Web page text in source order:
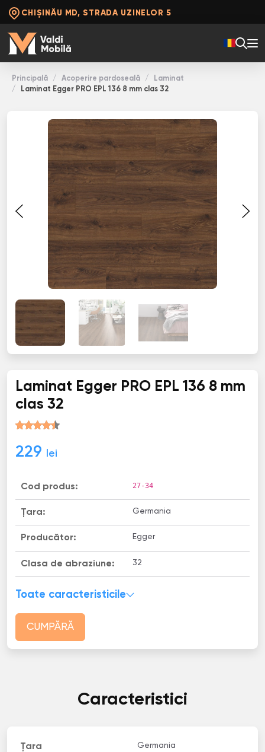
CHIȘINĂU MD, STRADA UZINELOR 5
Principală Acoperire pardoseală
Laminat
Laminat Egger PRO EPL 136 8 mm clas 32
Laminat Egger PRO EPL 136 8 mm
clas 32
229 lei
Cod produs: 27-34
Țara: Germania
Producător: Egger
Clasa de abraziune: 32
Toate caracteristicile
CUMPĂRĂ
Caracteristici
Țara Germania